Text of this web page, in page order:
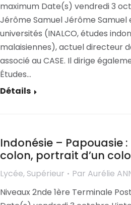
maximum Date(s) vendredi 3
Jérôme Samuel Jérôme Samuel
universités (INALCO, études
malaisiennes), actuel directeur
associé au CASE. Il dirige
Études…
Détails
Indonésie – Papouasie
colon, portrait d’un
Lycée, Supérieur Par Aurélie
Niveaux 2nde 1ère Terminale